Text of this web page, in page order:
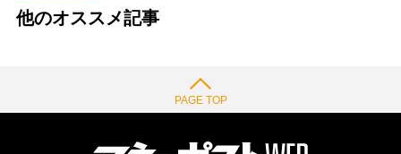
他のオススメ記事
PAGE TOP